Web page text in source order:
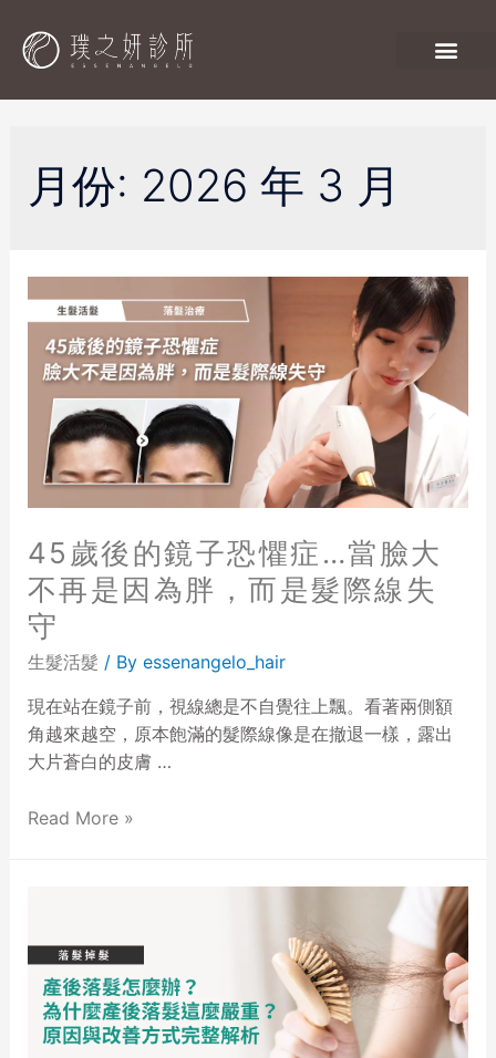
月份: 2026 年 3 月
45歲後的鏡子恐懼症…當臉大
不再是因為胖，而是髮際線失
守
生髮活髮 / By essenangelo_hair
現在站在鏡子前，視線總是不自覺往上飄。看著兩側額
角越來越空，原本飽滿的髮際線像是在撤退一樣，露出
大片蒼白的皮膚 …
Read More »